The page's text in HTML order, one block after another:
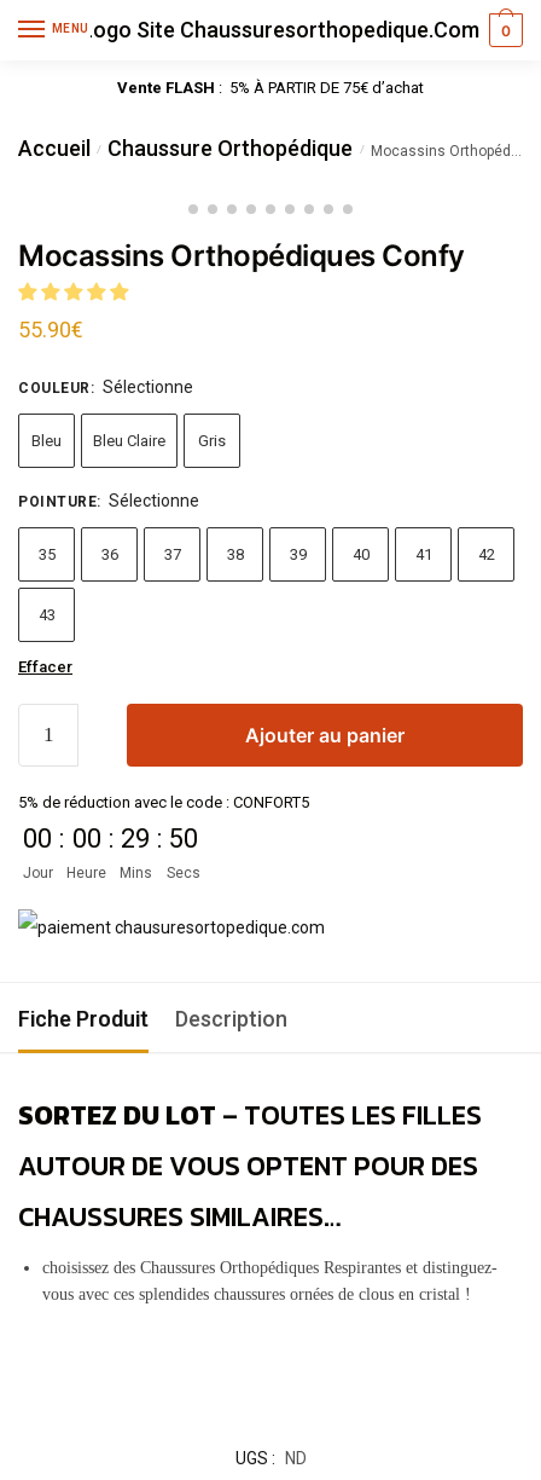
MENU 0
Vente FLASH : 5% À PARTIR DE 75€ d’achat
Accueil / Chaussure Orthopédique / Mocassins Orthopédiques Confy
Mocassins Orthopédiques Confy
55.90€
COULEUR : Sélectionne
Bleu Bleu Claire Gris
POINTURE: Sélectionne
35 36 37 38 39 40 41 42
43
Effacer
Ajouter au panier
5% de réduction avec le code : CONFORT5
00
Jour
: 00
Heure
: 29
Mins
: 50
Secs
Fiche Produit Description
SORTEZ DU LOT – TOUTES LES FILLES
AUTOUR DE VOUS OPTENT POUR DES
CHAUSSURES SIMILAIRES…
choisissez des Chaussures Orthopédiques Respirantes et distinguez-
vous avec ces splendides chaussures ornées de clous en cristal !
UGS :
ND